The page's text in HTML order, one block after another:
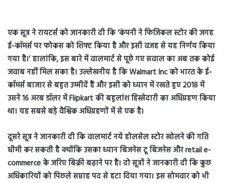
एक सूत्र ने रायटर्स को जानकारी दी कि ‘कंपनी ने फिजिकल स्टोर की जगह
ई-कॉमर्स पर फोकस को शिफ्ट किया है और इसी वजह से यह निर्णय किया
गया है।’ हालांकि, इस बारे में वालमार्ट से पूछे गए सवाल का अब तक कोई
जवाब नहीं मिल सका है। उल्लेखनीय है कि Walmart Inc को भारत के ई-
कॉमर्स बाजार से बहुत उम्मीदें हैं और इसी को ध्यान में रखते हुए 2018 में
उसने 16 अरब डॉलर में Flipkart की बहुलांश हिस्सेदारी का अधिग्रहण किया
था। यह सबसे बड़े वैश्विक अधिग्रहणों में से एक है।
दूसरे सूत्र ने जानकारी दी कि वालमार्ट नये होलसेल स्टोर खोलने की गति
धीमी कर सकती है क्योंकि उसका ध्यान बिजनेस टू बिजनेस और retail e-
commerce के जरिए बिक्री बढ़ाने पर है। दो सूत्रों ने जानकारी दी कि कुछ
अधिकारियों को पिछले सप्ताह पद से हटा दिया गया। इस सोमवार को भी